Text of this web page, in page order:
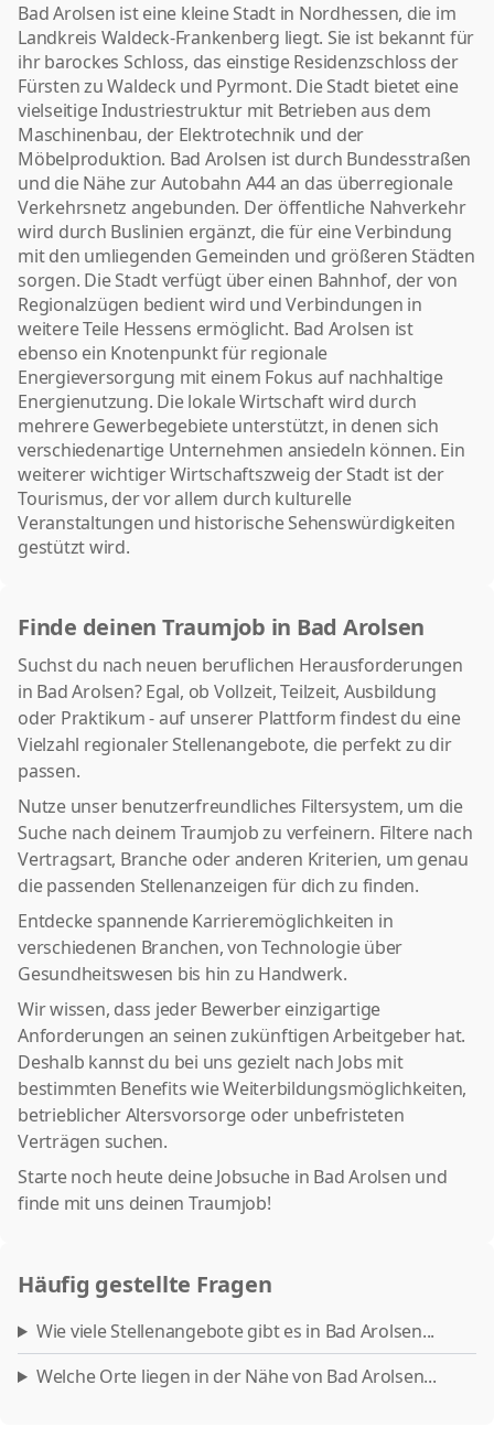
Bad Arolsen ist eine kleine Stadt in Nordhessen, die im
Landkreis Waldeck-Frankenberg liegt. Sie ist bekannt für
ihr barockes Schloss, das einstige Residenzschloss der
Fürsten zu Waldeck und Pyrmont. Die Stadt bietet eine
vielseitige Industriestruktur mit Betrieben aus dem
Maschinenbau, der Elektrotechnik und der
Möbelproduktion. Bad Arolsen ist durch Bundesstraßen
und die Nähe zur Autobahn A44 an das überregionale
Verkehrsnetz angebunden. Der öffentliche Nahverkehr
wird durch Buslinien ergänzt, die für eine Verbindung
mit den umliegenden Gemeinden und größeren Städten
sorgen. Die Stadt verfügt über einen Bahnhof, der von
Regionalzügen bedient wird und Verbindungen in
weitere Teile Hessens ermöglicht. Bad Arolsen ist
ebenso ein Knotenpunkt für regionale
Energieversorgung mit einem Fokus auf nachhaltige
Energienutzung. Die lokale Wirtschaft wird durch
mehrere Gewerbegebiete unterstützt, in denen sich
verschiedenartige Unternehmen ansiedeln können. Ein
weiterer wichtiger Wirtschaftszweig der Stadt ist der
Tourismus, der vor allem durch kulturelle
Veranstaltungen und historische Sehenswürdigkeiten
gestützt wird.
Finde deinen Traumjob in Bad Arolsen
Suchst du nach neuen beruflichen Herausforderungen
in Bad Arolsen? Egal, ob Vollzeit, Teilzeit, Ausbildung
oder Praktikum - auf unserer Plattform findest du eine
Vielzahl regionaler Stellenangebote, die perfekt zu dir
passen.
Nutze unser benutzerfreundliches Filtersystem, um die
Suche nach deinem Traumjob zu verfeinern. Filtere nach
Vertragsart, Branche oder anderen Kriterien, um genau
die passenden Stellenanzeigen für dich zu finden.
Entdecke spannende Karrieremöglichkeiten in
verschiedenen Branchen, von Technologie über
Gesundheitswesen bis hin zu Handwerk.
Wir wissen, dass jeder Bewerber einzigartige
Anforderungen an seinen zukünftigen Arbeitgeber hat.
Deshalb kannst du bei uns gezielt nach Jobs mit
bestimmten Benefits wie Weiterbildungsmöglichkeiten,
betrieblicher Altersvorsorge oder unbefristeten
Verträgen suchen.
Starte noch heute deine Jobsuche in Bad Arolsen und
finde mit uns deinen Traumjob!
Häufig gestellte Fragen
Wie viele Stellenangebote gibt es in Bad Arolsen...
Welche Orte liegen in der Nähe von Bad Arolsen...